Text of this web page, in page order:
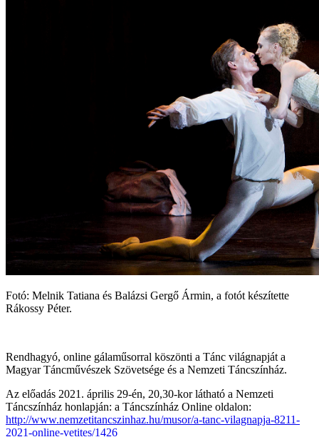
Fotó: Melnik Tatiana és Balázsi Gergő Ármin, a fotót készítette
Rákossy Péter.
Rendhagyó, online gálaműsorral köszönti a Tánc világnapját a
Magyar Táncművészek Szövetsége és a Nemzeti Táncszínház.
Az előadás 2021. április 29-én, 20,30-kor látható a Nemzeti
Táncszínház honlapján: a Táncszínház Online oldalon:
http://www.nemzetitancszinhaz.hu/musor/a-tanc-vilagnapja-8211-
2021-online-vetites/1426